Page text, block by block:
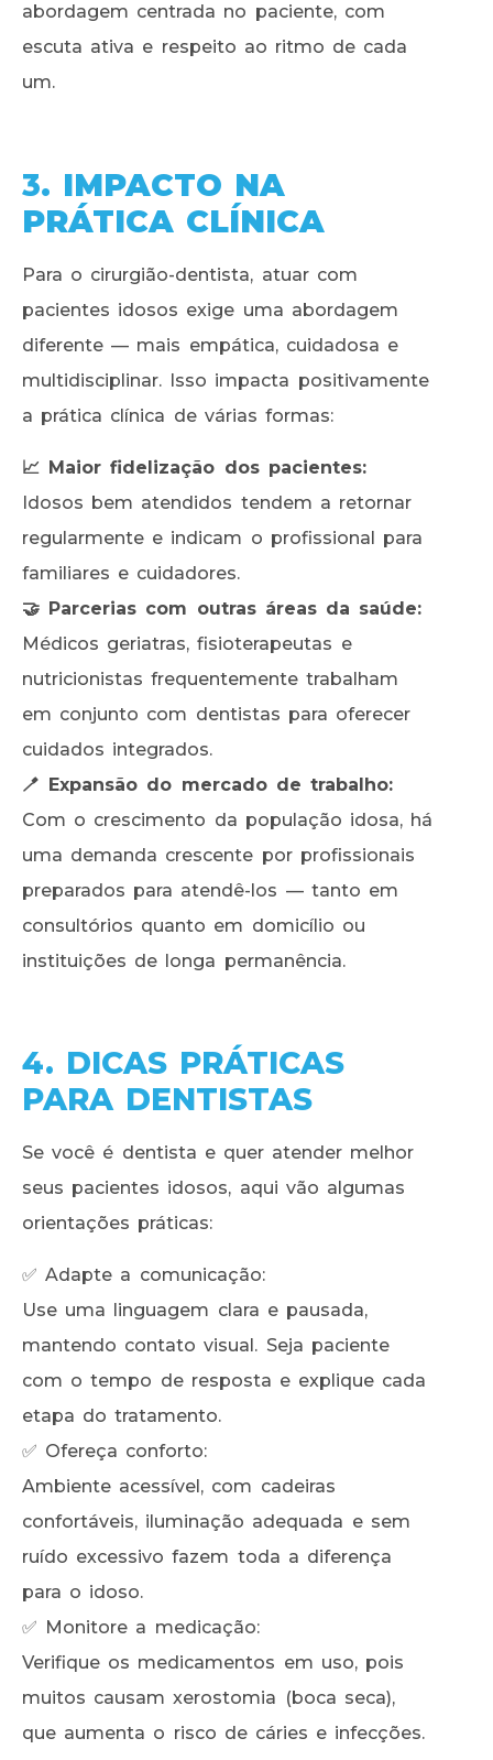
abordagem centrada no paciente, com
escuta ativa e respeito ao ritmo de cada
um.
3. IMPACTO NA
PRÁTICA CLÍNICA
Para o cirurgião-dentista, atuar com
pacientes idosos exige uma abordagem
diferente — mais empática, cuidadosa e
multidisciplinar. Isso impacta positivamente
a prática clínica de várias formas:
📈 Maior fidelização dos pacientes:
Idosos bem atendidos tendem a retornar
regularmente e indicam o profissional para
familiares e cuidadores.
🤝 Parcerias com outras áreas da saúde:
Médicos geriatras, fisioterapeutas e
nutricionistas frequentemente trabalham
em conjunto com dentistas para oferecer
cuidados integrados.
🪥 Expansão do mercado de trabalho:
Com o crescimento da população idosa, há
uma demanda crescente por profissionais
preparados para atendê-los — tanto em
consultórios quanto em domicílio ou
instituições de longa permanência.
4. DICAS PRÁTICAS
PARA DENTISTAS
Se você é dentista e quer atender melhor
seus pacientes idosos, aqui vão algumas
orientações práticas:
✅ Adapte a comunicação:
Use uma linguagem clara e pausada,
mantendo contato visual. Seja paciente
com o tempo de resposta e explique cada
etapa do tratamento.
✅ Ofereça conforto:
Ambiente acessível, com cadeiras
confortáveis, iluminação adequada e sem
ruído excessivo fazem toda a diferença
para o idoso.
✅ Monitore a medicação:
Verifique os medicamentos em uso, pois
muitos causam xerostomia (boca seca),
que aumenta o risco de cáries e infecções.